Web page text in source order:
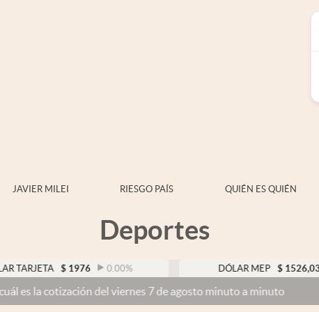
JAVIER MILEI RIESGO PAÍS QUIÉN ES QUIÉN
Deportes
$ 1976 0.00% DÓLAR MEP $ 1526,03 0.43%
del viernes 7 de agosto minuto a minuto